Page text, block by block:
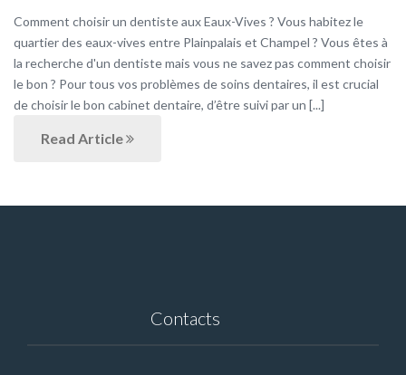
Comment choisir un dentiste aux Eaux-Vives ? Vous habitez le
quartier des eaux-vives entre Plainpalais et Champel ? Vous êtes à
la recherche d'un dentiste mais vous ne savez pas comment choisir
le bon ? Pour tous vos problèmes de soins dentaires, il est crucial
de choisir le bon cabinet dentaire, d’être suivi par un [...]
Read Article
Contacts